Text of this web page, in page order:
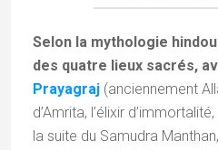
Selon la mythologie
des quatre lieux sacrés,
Prayagraj (anciennement
d’Amrita, l’élixir
la suite du Samudra